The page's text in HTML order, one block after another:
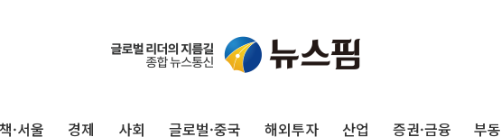
·서울 경제 사회 글로벌·중국 해외투자 산업 증권·금융 부
수박으로 여름 나는 하마